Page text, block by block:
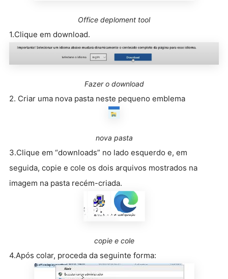
Office deploment tool
1.Clique em download.
Fazer o download
2. Criar uma nova pasta neste pequeno emblema
nova pasta
3.Clique em “downloads” no lado esquerdo e, em
seguida, copie e cole os dois arquivos mostrados na
imagem na pasta recém-criada.
copie e cole
4.Após colar, proceda da seguinte forma: